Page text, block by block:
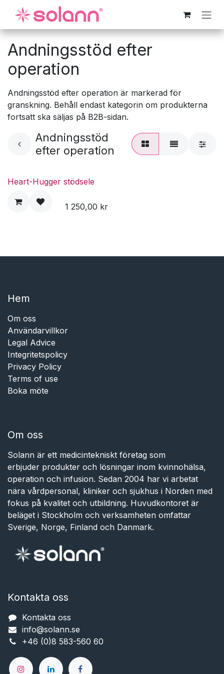
Hoppa till innehåll
Andningsstöd efter
operation
Andningsstöd efter operation är markerad för
granskning. Behåll endast kategorin om produkterna
fortsatt ska säljas på B2B-sidan.
Andningsstöd
efter operation
Heart-Hugger stödsele
1 250,00 kr
Hem​​
Om oss
Användarvillkor
Legal Advice
Integritetspolicy
Privacy Policy
Terms of use
Boka möte
Om oss
Solann är ett medicintekniskt företag som
erbjuder produkter och lösningar inom kvinnohälsa,
operation och infusion. Sedan 2004 har vi arbetat
nära vårdpersonal, kliniker och sjukhus i Norden med
fokus på kvalitet och utbildning. Huvudkontoret är
beläget i Stockholm och verksamheten omfattar
Sverige, Norge, Finland och Danmark.
Kontakta oss
Kontakta oss
info@solann.se​​​​​​
+46 (0)8 583-560 60